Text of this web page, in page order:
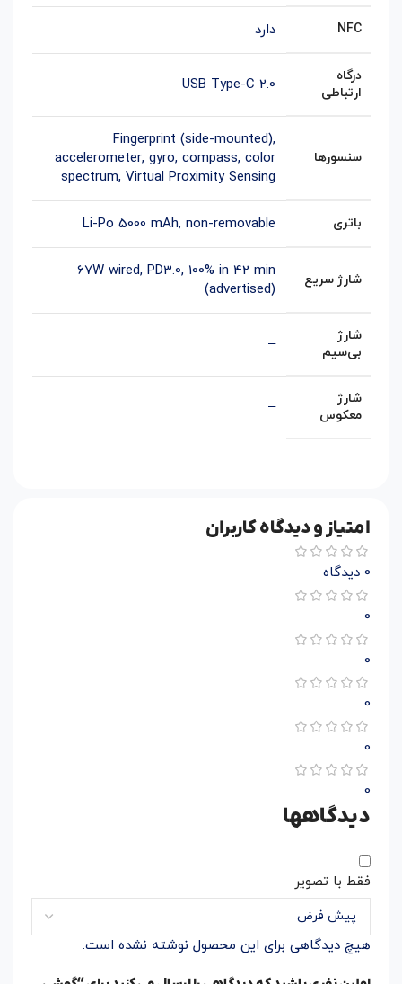
NFC دارد
درگاه
ارتباطی
USB Type-C 2.0
سنسورها
Fingerprint (side-mounted),
accelerometer, gyro, compass, color
spectrum, Virtual Proximity Sensing
باتری Li-Po 5000 mAh, non-removable
شارژ سریع
67W wired, PD3.0, 100% in 42 min
(advertised)
شارژ
بی‌سیم
–
شارژ
معکوس
–
امتیاز و دیدگاه کاربران
0 دیدگاه
0
0
0
0
0
دیدگاهها
فقط با تصویر
هیچ دیدگاهی برای این محصول نوشته نشده است.